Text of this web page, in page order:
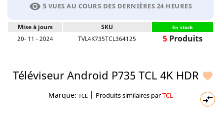
visibility 5 VUES AU COURS DES DERNIÈRES 24 HEURES
Mise à jours SKU En stock
20- 11 - 2024 TVL4K735TCL364125 5Produits


Téléviseur Android P735 TCL 4K HDR
Marque: TCL | Produits similaires parTCL